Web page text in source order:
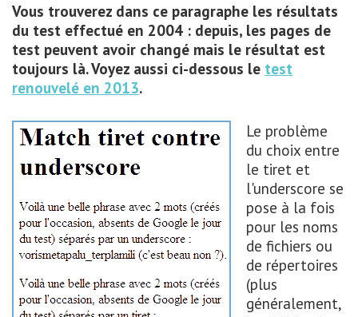
Vous trouverez dans ce paragraphe les résultats
du test effectué en 2004 : depuis, les pages de
test peuvent avoir changé mais le résultat est
toujours là. Voyez aussi ci-dessous le test
renouvelé en 2013.
Le problème
du choix entre
le tiret et
l'underscore se
pose à la fois
pour les noms
de fichiers ou
de répertoires
(plus
généralement,